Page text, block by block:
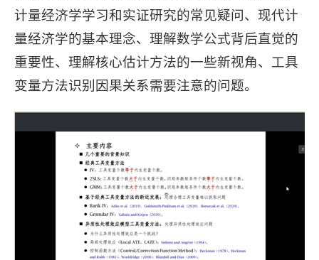
计量经济学学习和实证研究的常见疑问、现代计
量经济学的基本理念、理解数学公式背后直觉的
重要性、理解核心估计方法的一些新视角、工具
变量方法识别因果关系需要注意的问题。